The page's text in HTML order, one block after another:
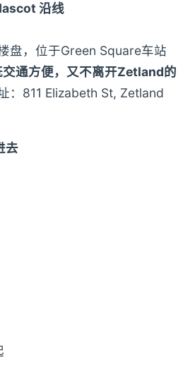
沿线
盘，位于Green Square车站
交通方便，又不离开Zetland的
：811 Elizabeth St, Zetland
去